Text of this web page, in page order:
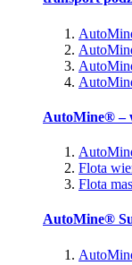
AutoMine® –
Flota
Flota
AutoMine®